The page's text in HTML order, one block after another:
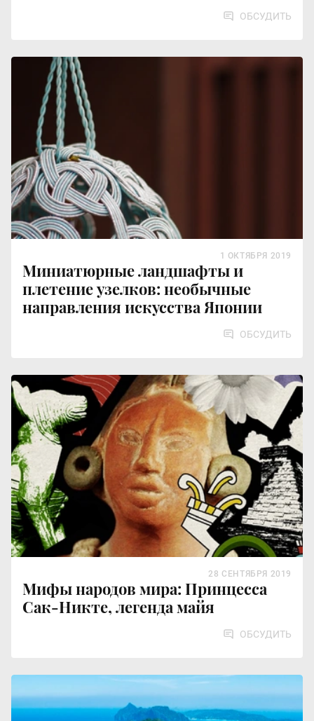
ОБСУДИТЬ
Миниатюрные ландшафты и
плетение узелков: необычные
направления искусства Японии
1 ОКТЯБРЯ 2019
ОБСУДИТЬ
Мифы народов мира: Принцесса
Сак-Никте, легенда майя
28 СЕНТЯБРЯ 2019
ОБСУДИТЬ